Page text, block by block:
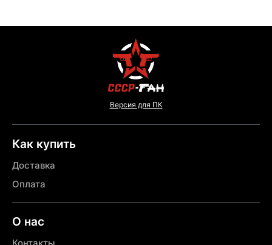
Версия для ПК
Как купить
Доставка
Оплата
О нас